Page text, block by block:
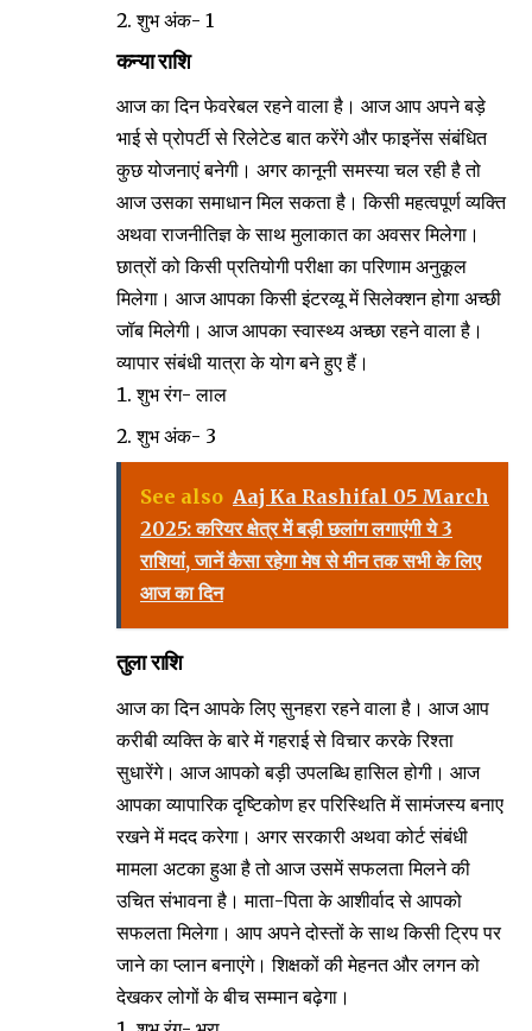
शुभ अंक- 1
कन्या राशि
आज का दिन फेवरेबल रहने वाला है। आज आप अपने बड़े
भाई से प्रोपर्टी से रिलेटेड बात करेंगे और फाइनेंस संबंधित
कुछ योजनाएं बनेगी। अगर कानूनी समस्या चल रही है तो
आज उसका समाधान मिल सकता है। किसी महत्वपूर्ण व्यक्ति
अथवा राजनीतिज्ञ के साथ मुलाकात का अवसर मिलेगा।
छात्रों को किसी प्रतियोगी परीक्षा का परिणाम अनुकूल
मिलेगा। आज आपका किसी इंटरव्यू में सिलेक्शन होगा अच्छी
जॉब मिलेगी। आज आपका स्वास्थ्य अच्छा रहने वाला है।
व्यापार संबंधी यात्रा के योग बने हुए हैं।
शुभ रंग- लाल
शुभ अंक- 3
See also Aaj Ka Rashifal 05 March
2025: करियर क्षेत्र में बड़ी छलांग लगाएंगी ये 3
राशियां, जानें कैसा रहेगा मेष से मीन तक सभी के लिए
आज का दिन
तुला राशि
आज का दिन आपके लिए सुनहरा रहने वाला है। आज आप
करीबी व्यक्ति के बारे में गहराई से विचार करके रिश्ता
सुधारेंगे। आज आपको बड़ी उपलब्धि हासिल होगी। आज
आपका व्यापारिक दृष्टिकोण हर परिस्थिति में सामंजस्य बनाए
रखने में मदद करेगा। अगर सरकारी अथवा कोर्ट संबंधी
मामला अटका हुआ है तो आज उसमें सफलता मिलने की
उचित संभावना है। माता-पिता के आशीर्वाद से आपको
सफलता मिलेगा। आप अपने दोस्तों के साथ किसी ट्रिप पर
जाने का प्लान बनाएंगे। शिक्षकों की मेहनत और लगन को
देखकर लोगों के बीच सम्मान बढ़ेगा।